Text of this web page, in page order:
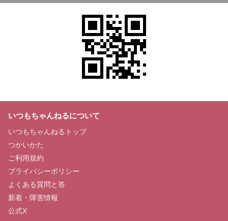
いつもちゃんねるについて
いつもちゃんねるトップ
つかいかた
ご利用規約
プライバシーポリシー
よくある質問と答
新着・障害情報
公式X